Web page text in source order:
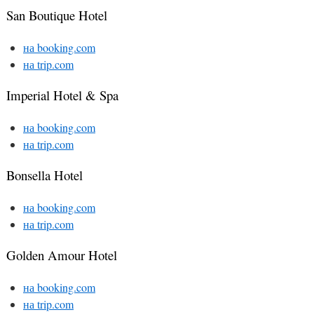
San Boutique Hotel
на booking.com
на trip.com
Imperial Hotel & Spa
на booking.com
на trip.com
Bonsella Hotel
на booking.com
на trip.com
Golden Amour Hotel
на booking.com
на trip.com